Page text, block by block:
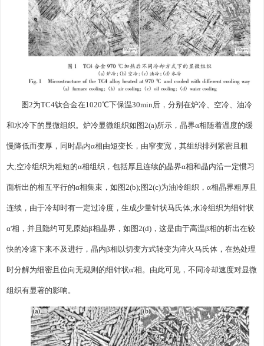
图2为TC4钛合金在1020℃下保温30min后，分别在炉冷、空冷、油冷
和水冷下的显微组织。炉冷显微组织如图2(a)所示，晶界α相随着温度的缓
慢降低而变厚，同时晶内α相由短变长，由窄变宽，其组织排列紧密且粗
大;空冷组织为粗短的α相组织，包括厚且连续的晶界α相和晶内沿一定惯习
面析出的相互平行的α相集束，如图2(b);图2(c)为油冷组织，α相晶界粗厚且
连续，由于冷却时有一定过冷度，生成少量针状马氏体;水冷组织为细针状
α'相，并且隐约可见原始β相晶界，如图2(d)，这是由于高温β相的析出在较
快的冷速下来不及进行，晶内β相以切变方式转变为淬火马氏体，在热处理
时分解为细密且位向无规则的细针状α'相。由此可见，不同冷却速度对显微
组织有显著的影响。